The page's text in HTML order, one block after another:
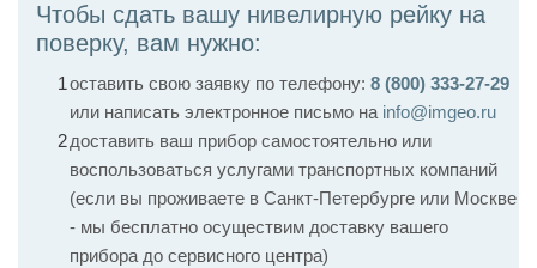
Чтобы сдать вашу нивелирную рейку на
поверку, вам нужно:
оставить свою заявку по телефону: 8 (800) 333-27-29
или написать электронное письмо на info@imgeo.ru
доставить ваш прибор самостоятельно или
воспользоваться услугами транспортных компаний
(если вы проживаете в Санкт-Петербурге или Москве
- мы бесплатно осуществим доставку вашего
прибора до сервисного центра)